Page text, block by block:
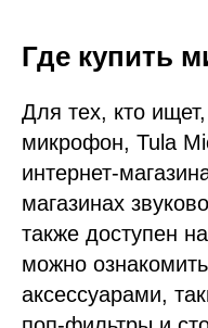
Где купить
Для тех, кто
микрофон, Tula
интернет-
магазинах
также доступен
можно
аксессуарами,